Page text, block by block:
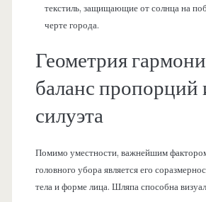
текстиль, защищающие от солнца на
черте города.
Геометрия
баланс пропорций
силуэта
Помимо уместности, важнейшим
головного убора является его
тела и форме лица. Шляпа способна